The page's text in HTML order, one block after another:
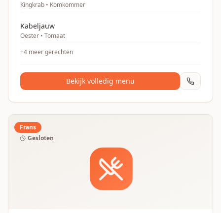
Kingkrab • Komkommer
Kabeljauw
Oester • Tomaat
+4 meer gerechten
Bekijk volledig menu
Frans
Gesloten